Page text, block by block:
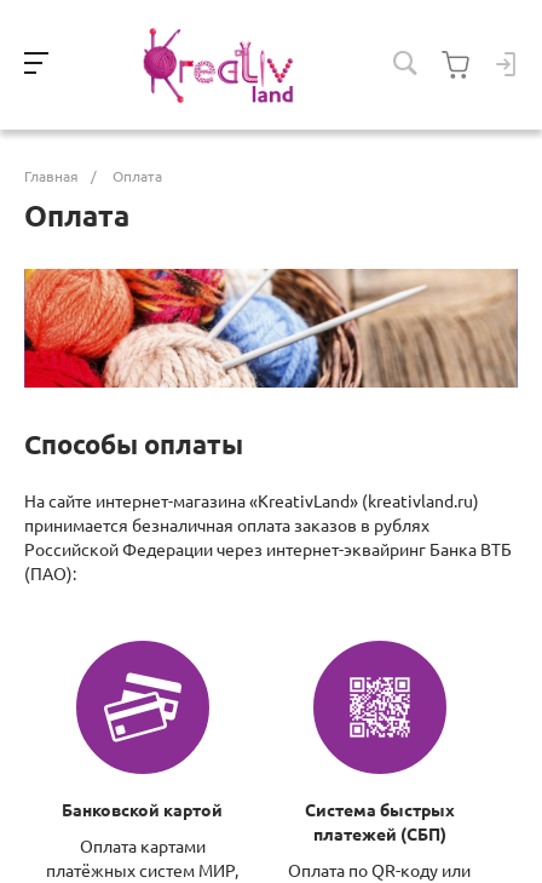
Главная / Оплата
Оплата
Способы оплаты
На сайте интернет-магазина «KreativLand» (kreativland.ru)
принимается безналичная оплата заказов в рублях
Российской Федерации через интернет-эквайринг Банка ВТБ
(ПАО):
Банковской картой
Оплата картами
платёжных систем МИР,
Система быстрых
платежей (СБП)
Оплата по QR-коду или